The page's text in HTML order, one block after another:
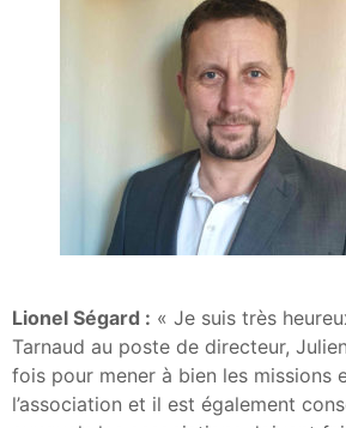
Lionel Ségard : « Je suis très
Tarnaud au poste de directeur,
fois pour mener à bien les missions
l’association et il est également